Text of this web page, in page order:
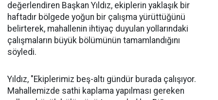
değerlendiren Başkan Yıldız, ekiplerin yaklaşık bir
haftadır bölgede yoğun bir çalışma yürüttüğünü
belirterek, mahallenin ihtiyaç duyulan yollarındaki
çalışmaların büyük bölümünün tamamlandığını
söyledi.
Yıldız, "Ekiplerimiz beş-altı gündür burada çalışıyor.
Mahallemizde sathi kaplama yapılması gereken